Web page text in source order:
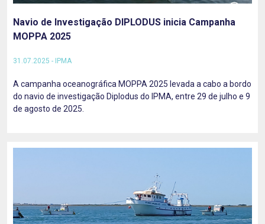
Navio de Investigação DIPLODUS inicia Campanha
MOPPA 2025
31.07.2025 - IPMA
A campanha oceanográfica MOPPA 2025 levada a cabo a bordo
do navio de investigação Diplodus do IPMA, entre 29 de julho e 9
de agosto de 2025.